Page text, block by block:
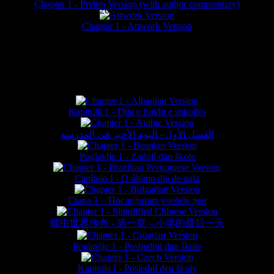
Chapter 1 - Prelim Version (with author commentary)
Chapter 1 - Artwork Version
Kapitulli 1 - Dita e fundit e shkollës
الفصل الأول - اليوم الأخير في المدرسة
Poglavlje 1 - Zadnji dan škole
Capítulo I - O último dia de aula
Глава 1 – Последният учебен ден
蠕虫世界传奇 - 第一章 – 小学的最后一天
Poglavlje 1 - Posljednji dan škole
Kapitola I - Poslední den školy
website © Daniel Lieske 2026 - Wormworld® is a registered